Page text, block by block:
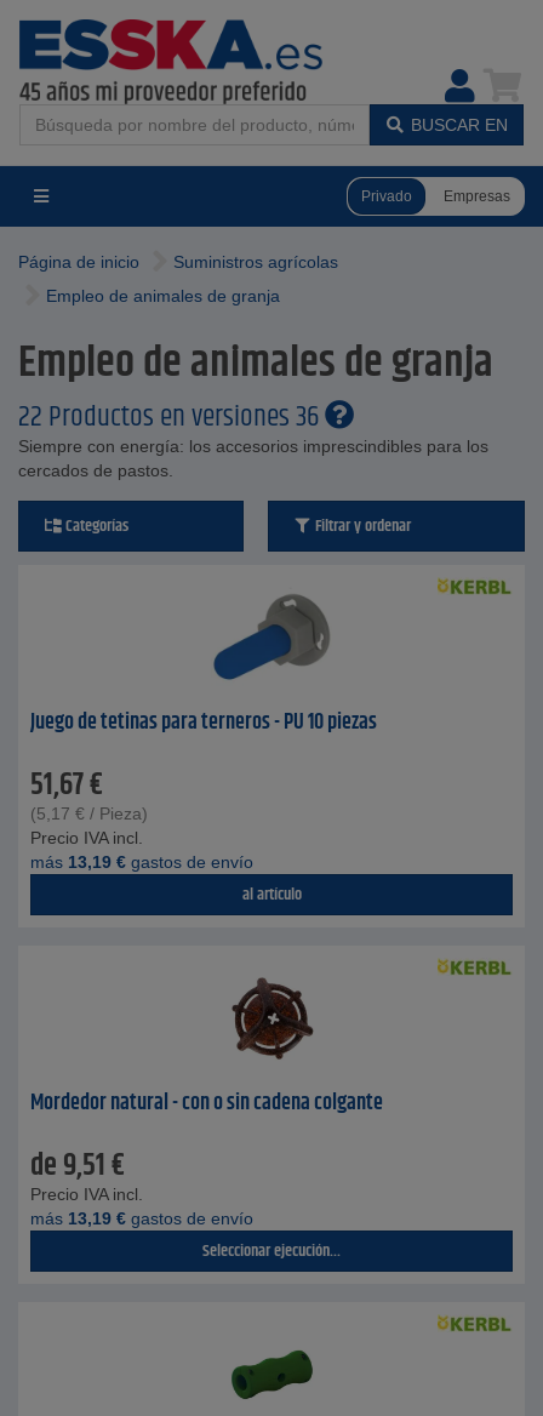
BUSCAR EN
Privado Empresas
Página de inicio
Suministros agrícolas
Empleo de animales de granja
Empleo de animales de granja
22 Productos en versiones 36
Siempre con energía: los accesorios imprescindibles para los
cercados de pastos.
Categorías Filtrar y ordenar
Juego de tetinas para terneros - PU 10 piezas
51,67€
(5,17 € / Pieza)
Precio IVA incl.
más 13,19 € gastos de envío
al artículo
Mordedor natural - con o sin cadena colgante
de9,51€
Precio IVA incl.
más 13,19 € gastos de envío
Seleccionar ejecución...